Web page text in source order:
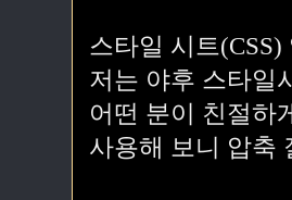
스타일 시트
저는 야후 스타일
어떤 분이 친절하
사용해 보니 압축